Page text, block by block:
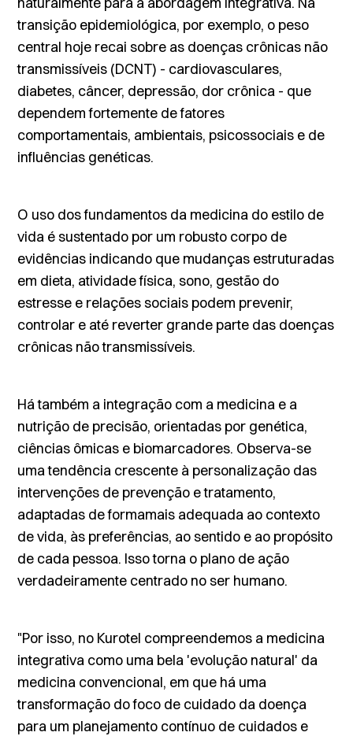
transição epidemiológica, por exemplo, o peso
central hoje recai sobre as doenças crônicas não
transmissíveis (DCNT) - cardiovasculares,
diabetes, câncer, depressão, dor crônica - que
dependem fortemente de fatores
comportamentais, ambientais, psicossociais e de
influências genéticas.
O uso dos fundamentos da medicina do estilo de
vida é sustentado por um robusto corpo de
evidências indicando que mudanças estruturadas
em dieta, atividade física, sono, gestão do
estresse e relações sociais podem prevenir,
controlar e até reverter grande parte das doenças
crônicas não transmissíveis.
Há também a integração com a medicina e a
nutrição de precisão, orientadas por genética,
ciências ômicas e biomarcadores. Observa-se
uma tendência crescente à personalização das
intervenções de prevenção e tratamento,
adaptadas de formamais adequada ao contexto
de vida, às preferências, ao sentido e ao propósito
de cada pessoa. Isso torna o plano de ação
verdadeiramente centrado no ser humano.
"Por isso, no Kurotel compreendemos a medicina
integrativa como uma bela 'evolução natural' da
medicina convencional, em que há uma
transformação do foco de cuidado da doença
para um planejamento contínuo de cuidados e